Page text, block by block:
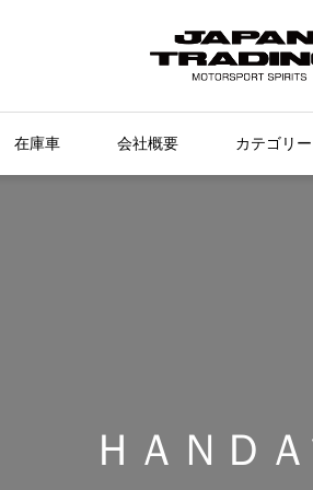
在庫車 会社概要 カテゴリー
ＨＡＮＤ